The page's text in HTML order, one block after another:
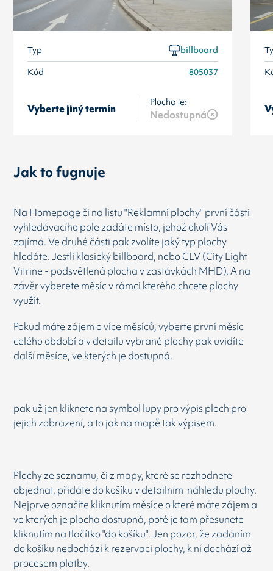
Typ
billboard
Kód
805037
Vyberte jiný termín
Plocha je:
Nedostupná
Jak to fugnuje
Na Homepage či na listu "Reklamní plochy" první části
vyhledávacího pole zadáte místo, jehož okolí Vás
zajímá. Ve druhé části pak zvolíte jaký typ plochy
hledáte. Jestli klasický billboard, nebo CLV (City Light
Vitrine - podsvětlená plocha v zastávkách MHD). A na
závěr vyberete měsíc v rámci kterého chcete plochy
využít.
Pokud máte zájem o více měsíců, vyberte první měsíc
celého období a v detailu vybrané plochy pak uvidíte
další měsíce, ve kterých je dostupná.
pak už jen kliknete na symbol lupy pro výpis ploch pro
jejich zobrazení, a to jak na mapě tak výpisem.
Plochy ze seznamu, či z mapy, které se rozhodnete
objednat, přidáte do košíku v detailním náhledu plochy.
Nejprve označíte kliknutím měsíce o které máte zájem a
ve kterých je plocha dostupná, poté je tam přesunete
kliknutím na tlačítko "do košíku". Jen pozor, že zadáním
do košíku nedochází k rezervaci plochy, k ní dochází až
procesem platby.